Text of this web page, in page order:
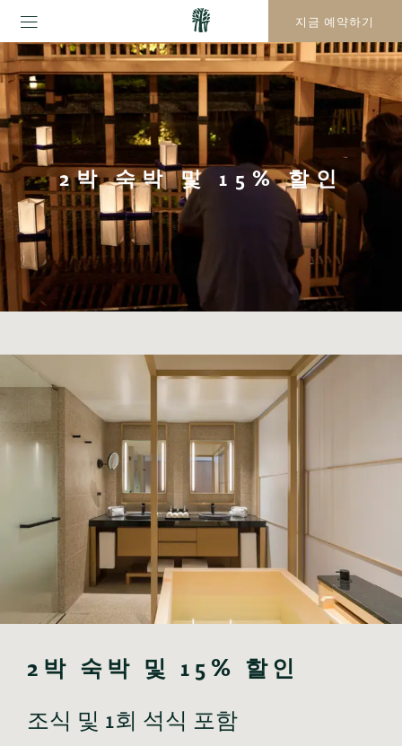
지금 예약하기
2박 숙박 및 15% 할인
2박 숙박 및 15% 할인
조식 및 1회 석식 포함